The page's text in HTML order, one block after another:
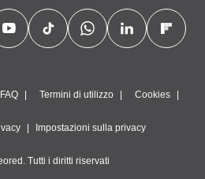
FAQ Termini di utilizzo Cookies
Impostazioni sulla privacy
Tutti i diritti riservati